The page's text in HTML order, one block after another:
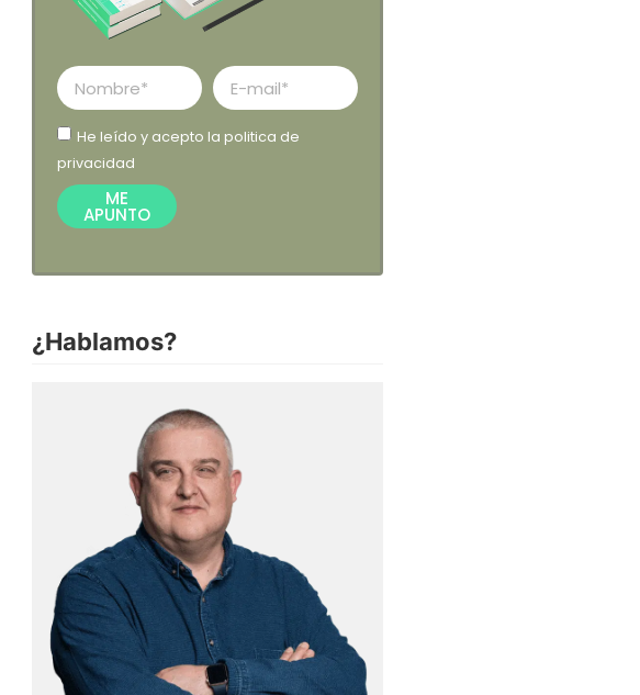
He leído y acepto la politica de
privacidad
ME
APUNTO
¿Hablamos?